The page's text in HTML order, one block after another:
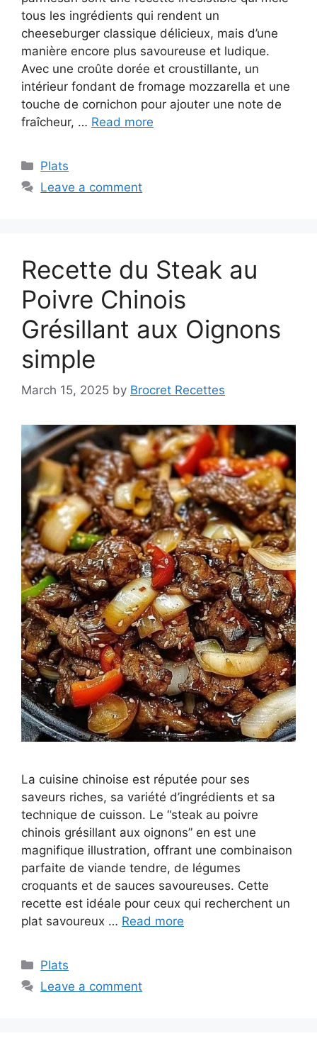
tous les ingrédients qui rendent un
cheeseburger classique délicieux, mais d’une
manière encore plus savoureuse et ludique.
Avec une croûte dorée et croustillante, un
intérieur fondant de fromage mozzarella et une
touche de cornichon pour ajouter une note de
fraîcheur, … Read more
Categories
Plats
Leave a comment
Recette du Steak au
Poivre Chinois
Grésillant aux Oignons
simple
March 15, 2025 by Brocret Recettes
La cuisine chinoise est réputée pour ses
saveurs riches, sa variété d’ingrédients et sa
technique de cuisson. Le “steak au poivre
chinois grésillant aux oignons” en est une
magnifique illustration, offrant une combinaison
parfaite de viande tendre, de légumes
croquants et de sauces savoureuses. Cette
recette est idéale pour ceux qui recherchent un
plat savoureux … Read more
Categories
Plats
Leave a comment